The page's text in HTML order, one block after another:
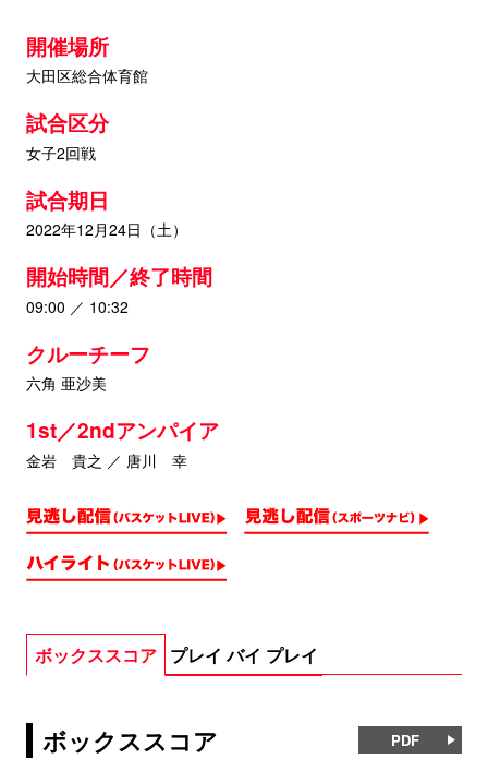
開催場所
大田区総合体育館
試合区分
女子2回戦
試合期日
2022年12月24日（土）
開始時間／終了時間
09:00 ／ 10:32
クルーチーフ
六角 亜沙美
1st／2ndアンパイア
金岩 貴之 ／ 唐川 幸
ボックススコア プレイ バイ プレイ
ボックススコア PDF